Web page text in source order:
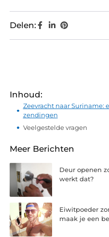
Delen:
Inhoud:
Zeevracht naar Suriname:
zendingen
Veelgestelde vragen
Meer Berichten
Deur openen
werkt dat?
Eiwitpoeder
maak je een